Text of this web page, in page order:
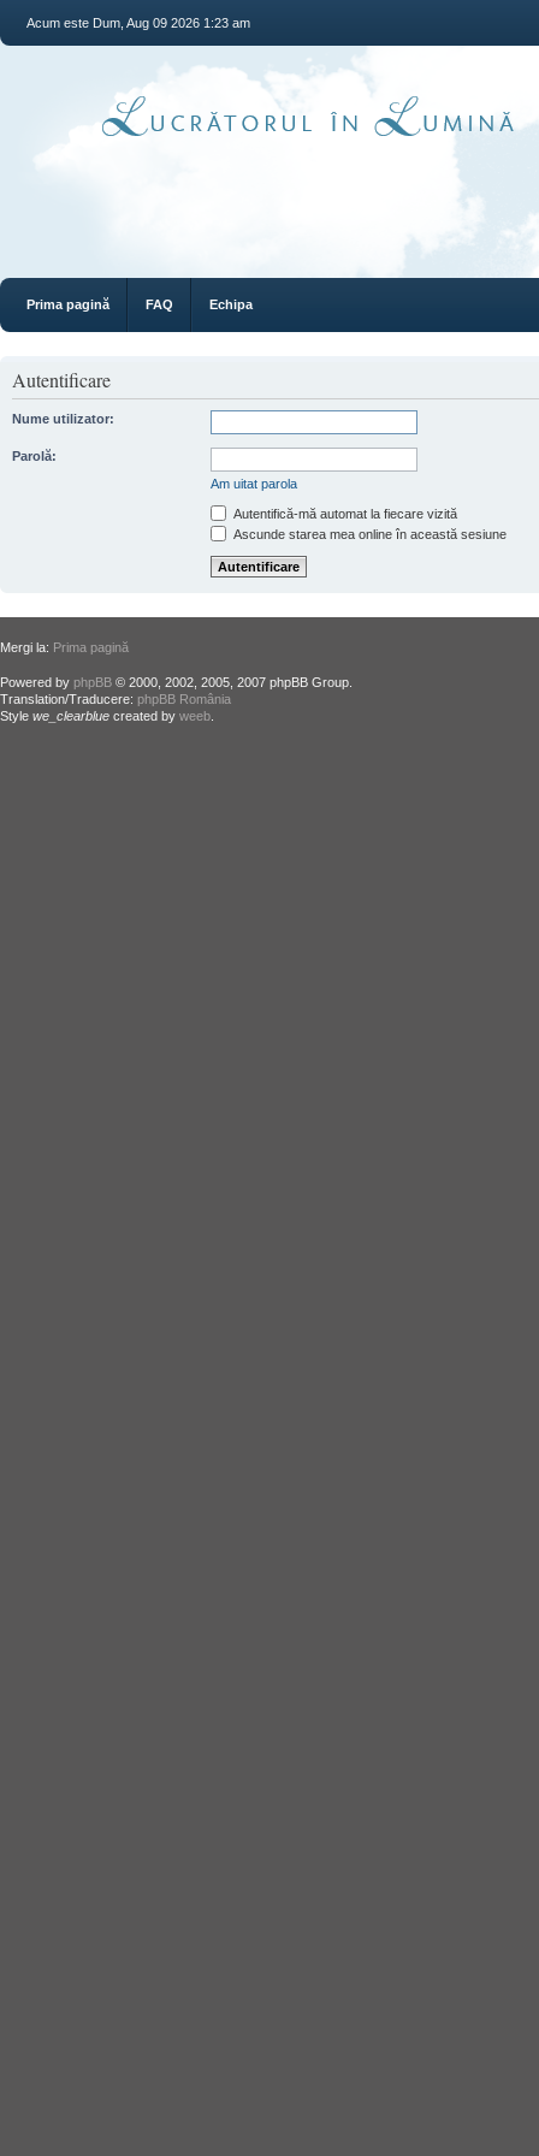
Acum este Dum, Aug 09 2026 1:23 am
Prima pagină FAQ Echipa
Autentificare
Nume utilizator:
Parolă:
Am uitat parola
Autentifică-mă automat la fiecare vizită
Ascunde starea mea online în această sesiune
Mergi la: Prima pagină
Powered by phpBB © 2000, 2002, 2005, 2007 phpBB Group.
Translation/Traducere: phpBB România
Style we_clearblue created by weeb